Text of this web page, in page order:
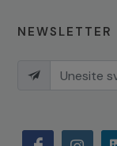
NEWSLETTER